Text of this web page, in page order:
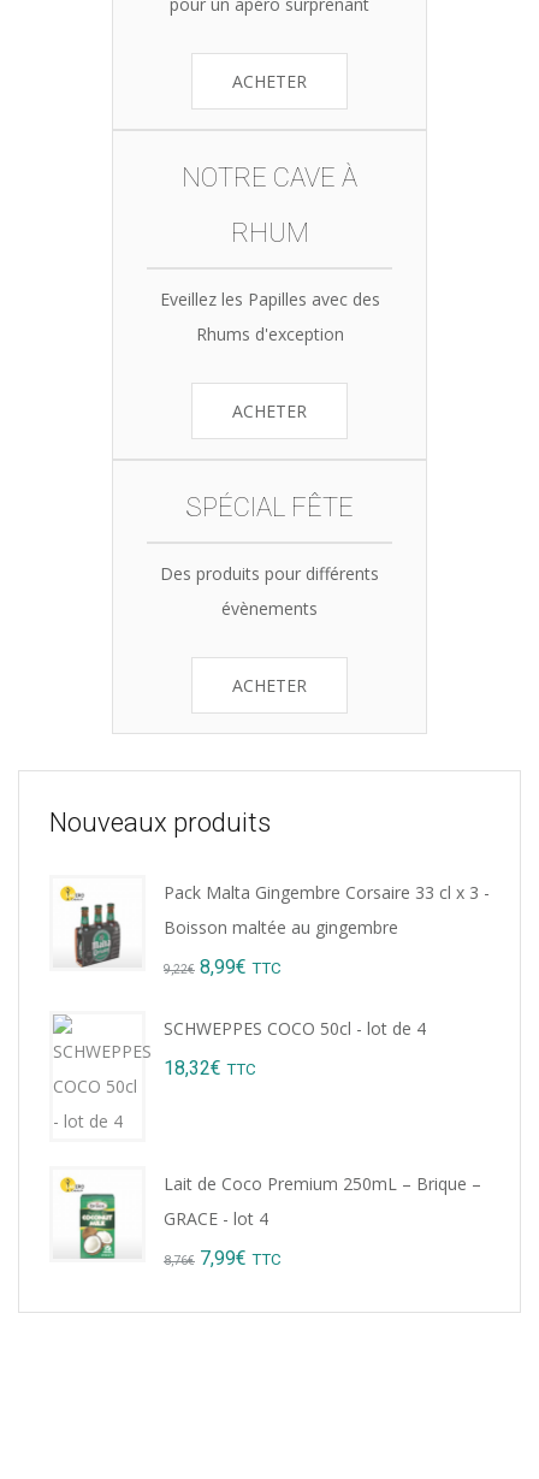
pour un apéro surprenant
ACHETER
NOTRE CAVE À
RHUM
Eveillez les Papilles avec des
Rhums d'exception
ACHETER
SPÉCIAL FÊTE
Des produits pour différents
évènements
ACHETER
Nouveaux produits
Pack Malta Gingembre Corsaire 33 cl x 3 -
Boisson maltée au gingembre
9,22€ Original
8,99€ Current
TTC
SCHWEPPES COCO 50cl - lot de 4
18,32€ TTC
Lait de Coco Premium 250mL – Brique –
GRACE - lot 4
8,76€ Original
7,99€ Current
TTC